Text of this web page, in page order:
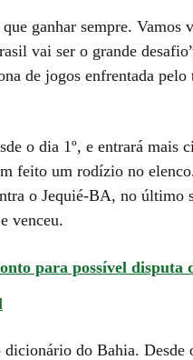
ganhar sempre. Vamos
vai ser o grande
de jogos enfrentada pelo
o dia 1º, e entrará mais
feito um rodízio no
o Jequié-BA, no último
venceu.
para possível disputa
do Bahia. Desde